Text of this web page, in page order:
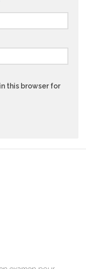
this browser for